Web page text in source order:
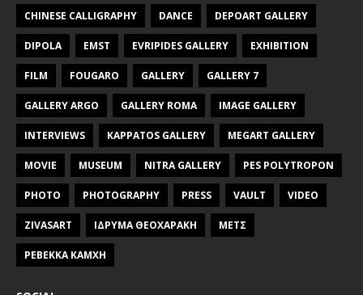
CHINESE CALLIGRAPHY DANCE DEPOART GALLERY
DIPOLA EMST EVRIPIDES GALLERY EXHIBITION
FILM FOUGARO GALLERY GALLERY 7
GALLERY ARGO GALLERY ROMA IMAGE GALLERY
INTERVIEWS KAPPATOS GALLERY MEGART GALLERY
MOVIE MUSEUM NITRA GALLERY PES POLYTROPON
PHOTO PHOTOGRAPHY PRESS VAULT VIDEO
ZIVASART ΙΔΡΥΜΑ ΘΕΟΧΑΡΑΚΗ ΜΕΤΣ
ΡΕΒΕΚΚΑ ΚΑΜΧΗ